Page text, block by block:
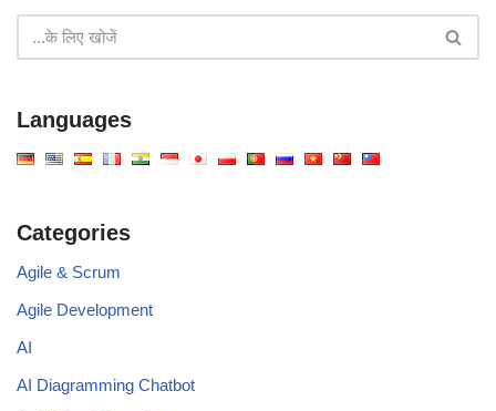
Languages
Categories
Agile & Scrum
Agile Development
AI
AI Diagramming Chatbot